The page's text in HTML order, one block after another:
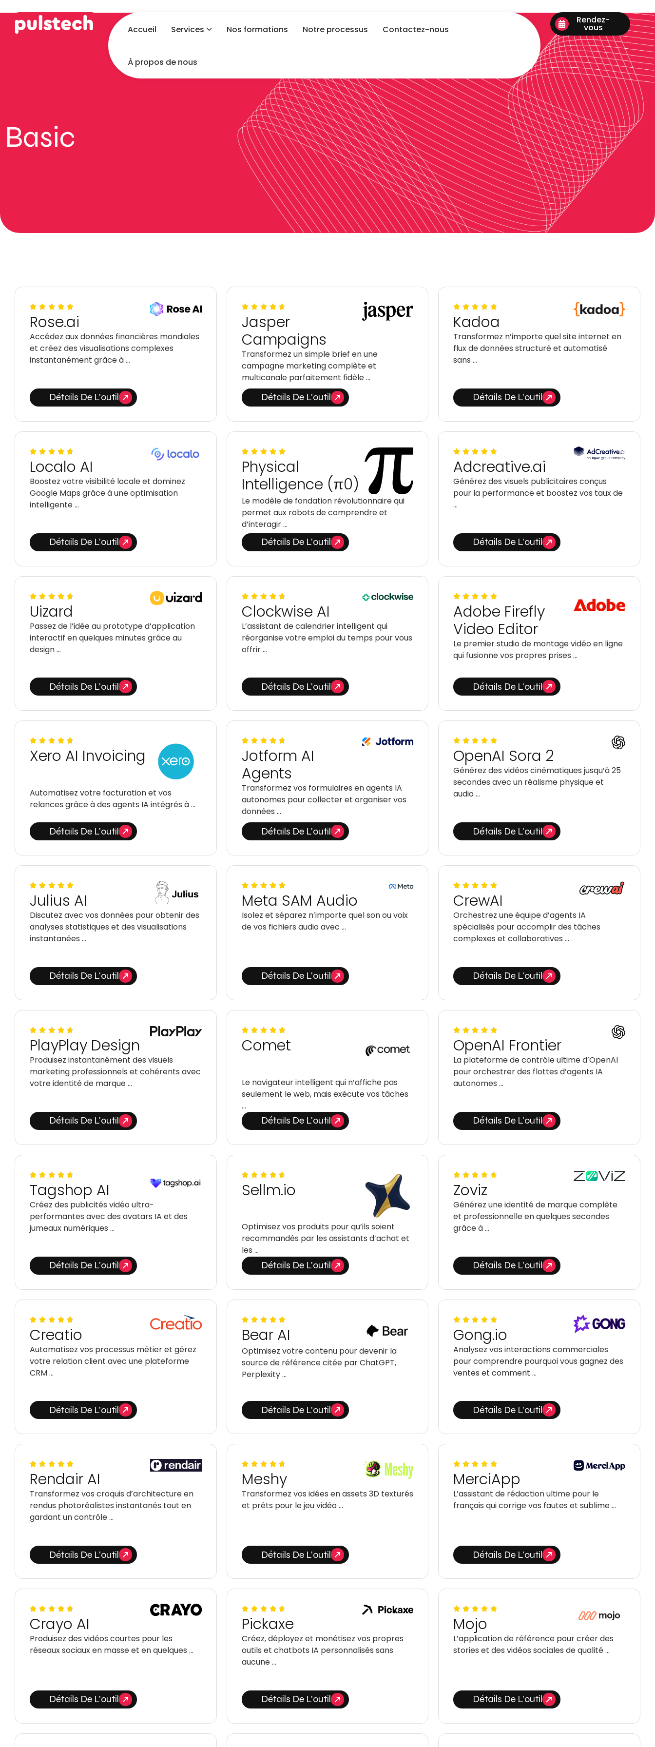
Accueil Services Nos formations Notre processus Contactez-nous
À propos de nous
Rendez-
vous
Basic
Rose.ai
Accédez aux données financières mondiales
et créez des visualisations complexes
instantanément grâce à …
Détails De L'outil
Jasper
Campaigns
Transformez un simple brief en une
campagne marketing complète et
multicanale parfaitement fidèle …
Détails De L'outil
Kadoa
Transformez n’importe quel site internet en
flux de données structuré et automatisé
sans …
Détails De L'outil
Localo AI
Boostez votre visibilité locale et dominez
Google Maps grâce à une optimisation
intelligente …
Détails De L'outil
Physical
Intelligence (π0)
Le modèle de fondation révolutionnaire qui
permet aux robots de comprendre et
d’interagir …
Détails De L'outil
Adcreative.ai
Générez des visuels publicitaires conçus
pour la performance et boostez vos taux de
…
Détails De L'outil
Uizard
Passez de l’idée au prototype d’application
interactif en quelques minutes grâce au
design …
Détails De L'outil
Clockwise AI
L’assistant de calendrier intelligent qui
réorganise votre emploi du temps pour vous
offrir …
Détails De L'outil
Adobe Firefly
Video Editor
Le premier studio de montage vidéo en ligne
qui fusionne vos propres prises …
Détails De L'outil
Xero AI Invoicing
Automatisez votre facturation et vos
relances grâce à des agents IA intégrés à …
Détails De L'outil
Jotform AI
Agents
Transformez vos formulaires en agents IA
autonomes pour collecter et organiser vos
données …
Détails De L'outil
OpenAI Sora 2
Générez des vidéos cinématiques jusqu’à 25
secondes avec un réalisme physique et
audio …
Détails De L'outil
Julius AI
Discutez avec vos données pour obtenir des
analyses statistiques et des visualisations
instantanées …
Détails De L'outil
Meta SAM Audio
Isolez et séparez n’importe quel son ou voix
de vos fichiers audio avec …
Détails De L'outil
CrewAI
Orchestrez une équipe d’agents IA
spécialisés pour accomplir des tâches
complexes et collaboratives …
Détails De L'outil
PlayPlay Design
Produisez instantanément des visuels
marketing professionnels et cohérents avec
votre identité de marque …
Détails De L'outil
Comet
Le navigateur intelligent qui n’affiche pas
seulement le web, mais exécute vos tâches
…
Détails De L'outil
OpenAI Frontier
La plateforme de contrôle ultime d’OpenAI
pour orchestrer des flottes d’agents IA
autonomes …
Détails De L'outil
Tagshop AI
Créez des publicités vidéo ultra-
performantes avec des avatars IA et des
jumeaux numériques …
Détails De L'outil
Sellm.io
Optimisez vos produits pour qu’ils soient
recommandés par les assistants d’achat et
les …
Détails De L'outil
Zoviz
Générez une identité de marque complète
et professionnelle en quelques secondes
grâce à …
Détails De L'outil
Creatio
Automatisez vos processus métier et gérez
votre relation client avec une plateforme
CRM …
Détails De L'outil
Bear AI
Optimisez votre contenu pour devenir la
source de référence citée par ChatGPT,
Perplexity …
Détails De L'outil
Gong.io
Analysez vos interactions commerciales
pour comprendre pourquoi vous gagnez des
ventes et comment …
Détails De L'outil
Rendair AI
Transformez vos croquis d’architecture en
rendus photoréalistes instantanés tout en
gardant un contrôle …
Détails De L'outil
Meshy
Transformez vos idées en assets 3D texturés
et prêts pour le jeu vidéo …
Détails De L'outil
MerciApp
L’assistant de rédaction ultime pour le
français qui corrige vos fautes et sublime …
Détails De L'outil
Crayo AI
Produisez des vidéos courtes pour les
réseaux sociaux en masse et en quelques …
Détails De L'outil
Pickaxe
Créez, déployez et monétisez vos propres
outils et chatbots IA personnalisés sans
aucune …
Détails De L'outil
Mojo
L’application de référence pour créer des
stories et des vidéos sociales de qualité …
Détails De L'outil